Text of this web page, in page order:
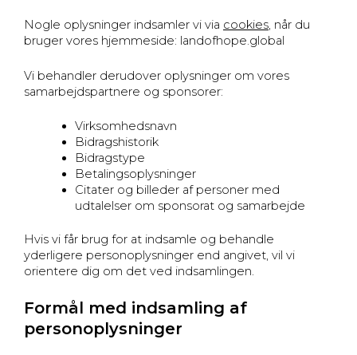
Nogle oplysninger indsamler vi via cookies, når du
bruger vores hjemmeside: landofhope.global
Vi behandler derudover oplysninger om vores
samarbejdspartnere og sponsorer:
Virksomhedsnavn
Bidragshistorik
Bidragstype
Betalingsoplysninger
Citater og billeder af personer med
udtalelser om sponsorat og samarbejde
Hvis vi får brug for at indsamle og behandle
yderligere personoplysninger end angivet, vil vi
orientere dig om det ved indsamlingen.
Formål med indsamling af
personoplysninger